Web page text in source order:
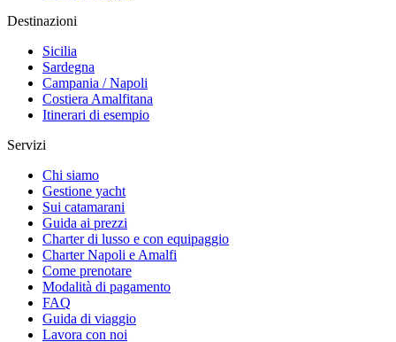
Destinazioni
Sicilia
Sardegna
Campania / Napoli
Costiera Amalfitana
Itinerari di esempio
Servizi
Chi siamo
Gestione yacht
Sui catamarani
Guida ai prezzi
Charter di lusso e con equipaggio
Charter Napoli e Amalfi
Come prenotare
Modalità di pagamento
FAQ
Guida di viaggio
Lavora con noi